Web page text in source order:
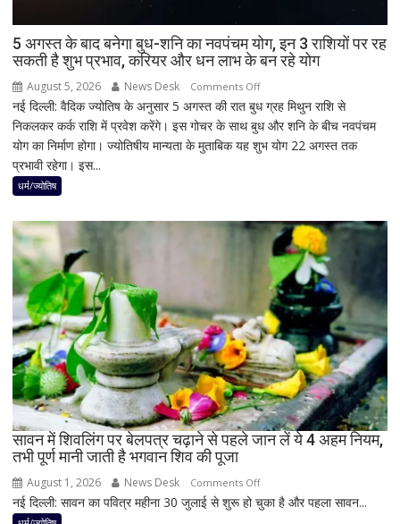
उपचुनावों
के
बढ़ाई
सियासी
हलचल
5 अगस्त के बाद बनेगा बुध-शनि का नवपंचम योग, इन 3 राशियों पर रह
सकती है शुभ प्रभाव, करियर और धन लाभ के बन रहे योग
August 5, 2026 News Desk Comments Offon
5
अगस्त
के
शनि
नवपंचम
योग,
इन
3
राशियों
पर
रह
सकती
है
शुभ
करियर
और
नई दिल्ली: वैदिक ज्योतिष के अनुसार 5 अगस्त की रात बुध ग्रह मिथुन राशि से
निकलकर कर्क राशि में प्रवेश करेंगे। इस गोचर के साथ बुध और शनि के बीच नवपंचम
योग का निर्माण होगा। ज्योतिषीय मान्यता के मुताबिक यह शुभ योग 22 अगस्त तक
प्रभावी रहेगा। इस...
धर्म/ज्योतिष
सावन में शिवलिंग पर बेलपत्र चढ़ाने से पहले जान लें ये 4 अहम नियम,
तभी पूर्ण मानी जाती है भगवान शिव की पूजा
August 1, 2026 News Desk Comments Offon
सावन
नई दिल्ली: सावन का पवित्र महीना 30 जुलाई से शुरू हो चुका है और पहला सावन...